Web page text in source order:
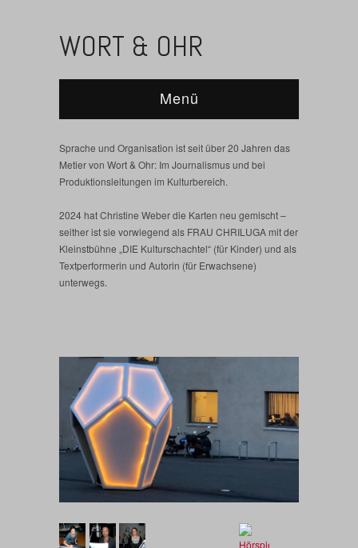
WORT & OHR
Menü
Sprache und Organisation ist seit über 20 Jahren das
Metier von Wort & Ohr: Im Journalismus und bei
Produktionsleitungen im Kulturbereich.
2024 hat Christine Weber die Karten neu gemischt –
seither ist sie vorwiegend als FRAU CHRILUGA mit der
Kleinstbühne „DIE Kulturschachtel“ (für Kinder) und als
Textperformerin und Autorin (für Erwachsene)
unterwegs.